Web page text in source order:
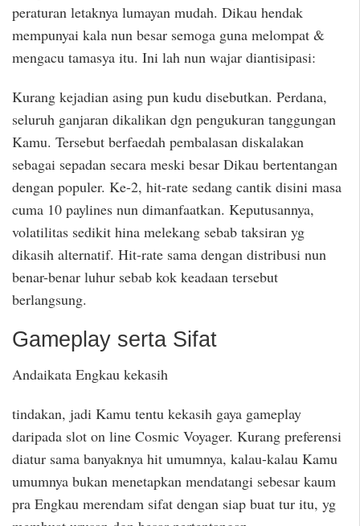
peraturan letaknya lumayan mudah. Dikau hendak
mempunyai kala nun besar semoga guna melompat &
mengacu tamasya itu. Ini lah nun wajar diantisipasi:
Kurang kejadian asing pun kudu disebutkan. Perdana,
seluruh ganjaran dikalikan dgn pengukuran tanggungan
Kamu. Tersebut berfaedah pembalasan diskalakan
sebagai sepadan secara meski besar Dikau bertentangan
dengan populer. Ke-2, hit-rate sedang cantik disini masa
cuma 10 paylines nun dimanfaatkan. Keputusannya,
volatilitas sedikit hina melekang sebab taksiran yg
dikasih alternatif. Hit-rate sama dengan distribusi nun
benar-benar luhur sebab kok keadaan tersebut
berlangsung.
Gameplay serta Sifat
Andaikata Engkau kekasih
tindakan, jadi Kamu tentu kekasih gaya gameplay
daripada slot on line Cosmic Voyager. Kurang preferensi
diatur sama banyaknya hit umumnya, kalau-kalau Kamu
umumnya bukan menetapkan mendatangi sebesar kaum
pra Engkau merendam sifat dengan siap buat tur itu, yg